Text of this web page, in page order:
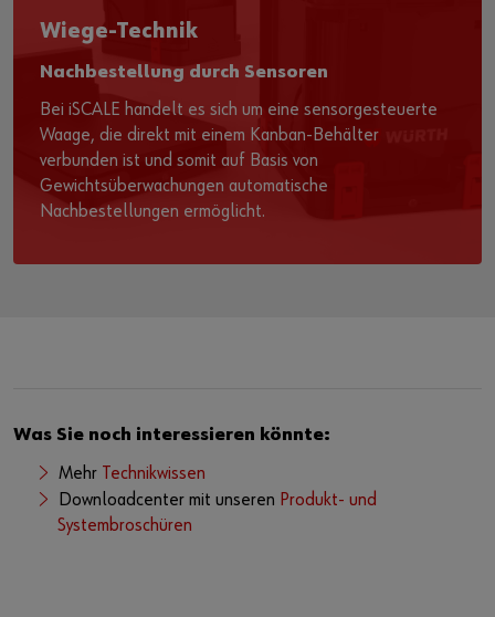
Wiege-Technik
Nachbestellung durch Sensoren
Bei iSCALE handelt es sich um eine sensorgesteuerte
Waage, die direkt mit einem Kanban-Behälter
verbunden ist und somit auf Basis von
Gewichtsüberwachungen automatische
Nachbestellungen ermöglicht.
Was Sie noch interessieren könnte:
Mehr Technikwissen
Downloadcenter mit unseren Produkt- und
Systembroschüren